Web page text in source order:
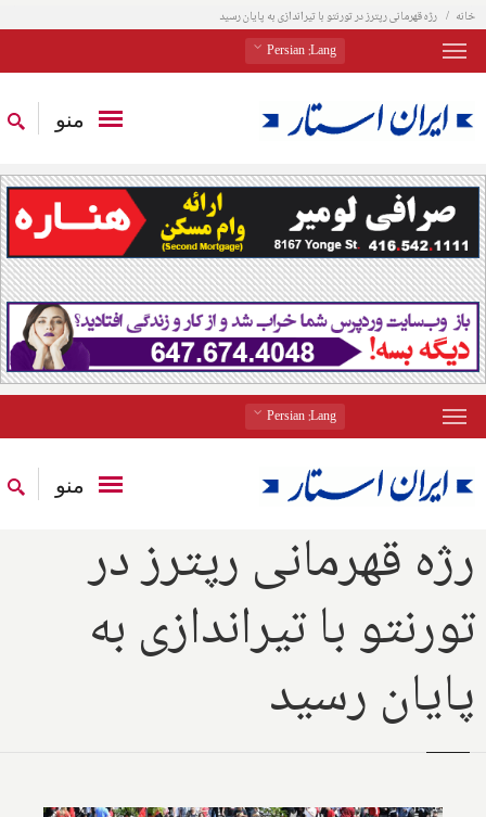
خانه رژه قهرمانی رپترز در تورنتو با تیراندازی به پایان رسید
Lang
: Persian
منو
Lang
: Persian
منو
رژه قهرمانی رپترز در
تورنتو با تیراندازی به
پایان رسید